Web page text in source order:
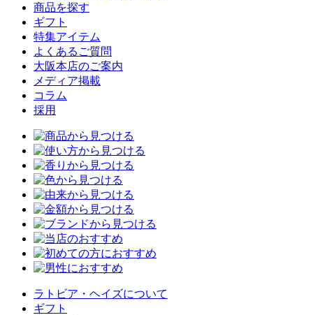
商品を探す
ギフト
特集アイテム
よくあるご質問
大阪本店のご案内
メディア掲載
コラム
採用
ラトビア・ヘイズについて
ギフト